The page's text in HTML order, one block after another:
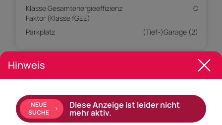
Klasse Gesamtenergieeffizienz
Faktor (Klasse fGEE)
C
Parkplatz (Tief-)Garage (2)
Empfohlene Services unserer Partner
Objekt Beschreibung
Hinweis
NEUE
SUCHE
Diese Anzeige ist leider nicht
mehr aktiv.